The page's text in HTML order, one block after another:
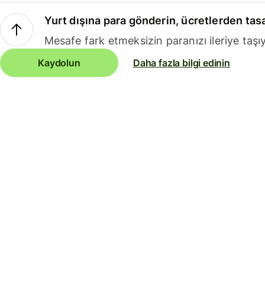
Yurt dışına para gönderin, ücretlerden
Mesafe fark etmeksizin paranızı ileriye
Kaydolun Daha fazla bilgi edinin